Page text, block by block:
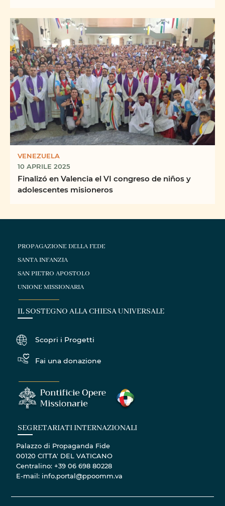
VENEZUELA
10 APRILE 2025
Finalizó en Valencia el VI congreso de niños y
adolescentes misioneros
PROPAGAZIONE DELLA FEDE
SANTA INFANZIA
SAN PIETRO APOSTOLO
UNIONE MISSIONARIA
IL SOSTEGNO ALLA CHIESA UNIVERSALE
Scopri i Progetti
Fai una donazione
SEGRETARIATI INTERNAZIONALI
Palazzo di Propaganda Fide
00120 CITTA' DEL VATICANO
Centralino: +39 06 698 80228
E-mail: info.portal@ppoomm.va